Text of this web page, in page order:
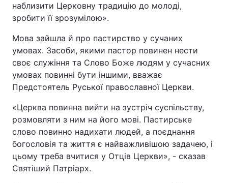
наблизити Церковну традицію до молоді,
зробити її зрозумілою».
Мова зайшла й про пастирство у сучаних
умовах. Засоби, якими пастор повинен нести
своє служіння та Слово Боже людям у сучасних
умовах повинні бути іншими, вважає
Предстоятель Руської православної Церкви.
«Церква повинна вийти на зустріч суспільству,
розмовляти з ним на його мові. Пастирське
слово повинно надихати людей, а поєднання
богословія та життя є найважливішою задачею, і
цьому треба вчитися у Отців Церкви», - сказав
Святіший Патріарх.